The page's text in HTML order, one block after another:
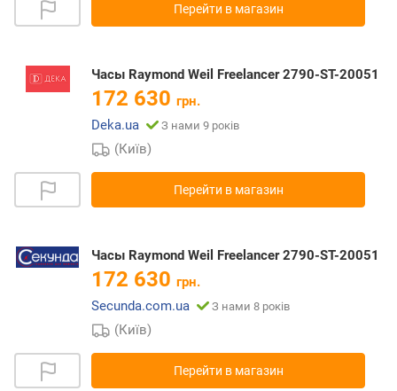
Перейти в магазин
Часы Raymond Weil Freelancer 2790-ST-20051
172 630 грн.
Deka.ua
З нами 9 років
(Київ)
Перейти в магазин
Часы Raymond Weil Freelancer 2790-ST-20051
172 630 грн.
Secunda.com.ua
З нами 8 років
(Київ)
Перейти в магазин